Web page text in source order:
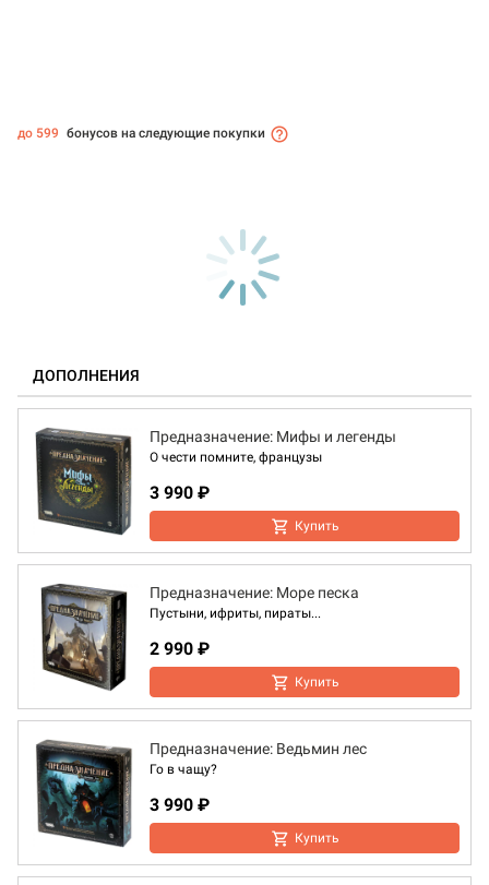
до 599 бонусов на следующие покупки
ДОПОЛНЕНИЯ
Предназначение: Мифы и легенды
О чести помните, французы
3 990 ₽
Купить
Предназначение: Море песка
Пустыни, ифриты, пираты...
2 990 ₽
Купить
Предназначение: Ведьмин лес
Го в чащу?
3 990 ₽
Купить